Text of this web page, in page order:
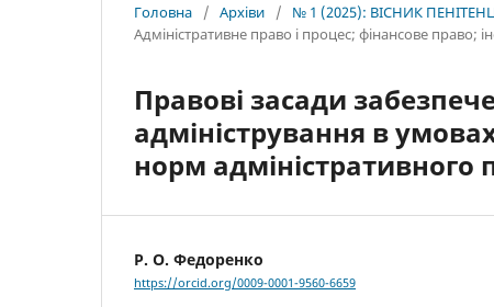
Головна / Архіви / № 1 (2025): ВІСНИК
Адміністративне право і процес; фінансове право;
Правові засади
адміністрування в
норм адміністративного
Р. О. Федоренко
https://orcid.org/0009-0001-9560-6659